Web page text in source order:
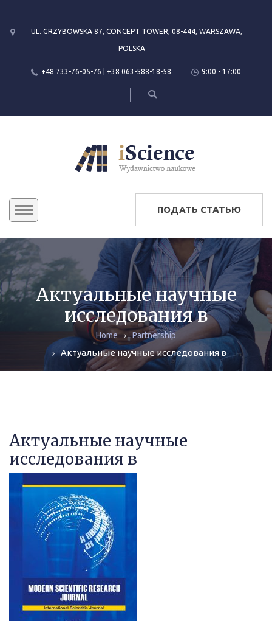
UL. GRZYBOWSKA 87, CONCEPT TOWER, 08-444, WARSZAWA,
POLSKA
+48 733-76-05-76 | +38 063-588-18-58 9:00 - 17:00
CONFERENCES
JOURNALS
MONOGRAPHS
ARCHIVE
ПОДАТЬ СТАТЬЮ
Актуальные научные
исследования в
Home Partnership
Актуальные научные исследования в
Актуальные научные
исследования в